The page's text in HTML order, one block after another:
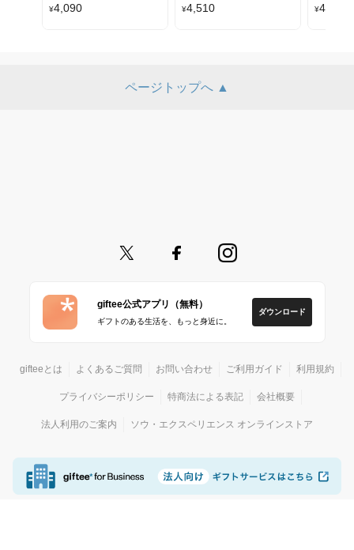
ト
¥4,090
ごはん 180g×12パック
¥4,510
はん
¥4,180
ページトップへ ▲
giftee公式アプリ（無料）
ギフトのある生活を、もっと身近に。
ダウンロード
gifteeとは よくあるご質問 お問い合わせ ご利用ガイド 利用規約
プライバシーポリシー 特商法による表記 会社概要
法人利用のご案内 ソウ・エクスペリエンス オンラインストア